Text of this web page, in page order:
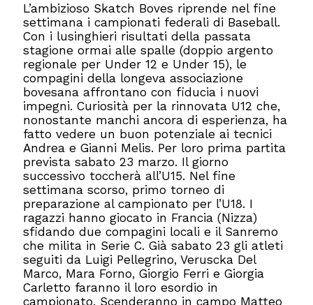
L’ambizioso Skatch Boves riprende nel fine
settimana i campionati federali di Baseball.
Con i lusinghieri risultati della passata
stagione ormai alle spalle (doppio argento
regionale per Under 12 e Under 15), le
compagini della longeva associazione
bovesana affrontano con fiducia i nuovi
impegni. Curiosità per la rinnovata U12 che,
nonostante manchi ancora di esperienza, ha
fatto vedere un buon potenziale ai tecnici
Andrea e Gianni Melis. Per loro prima partita
prevista sabato 23 marzo. Il giorno
successivo toccherà all’U15. Nel fine
settimana scorso, primo torneo di
preparazione al campionato per l’U18. I
ragazzi hanno giocato in Francia (Nizza)
sfidando due compagini locali e il Sanremo
che milita in Serie C. Già sabato 23 gli atleti
seguiti da Luigi Pellegrino, Veruscka Del
Marco, Mara Forno, Giorgio Ferri e Giorgia
Carletto faranno il loro esordio in
campionato. Scenderanno in campo Matteo